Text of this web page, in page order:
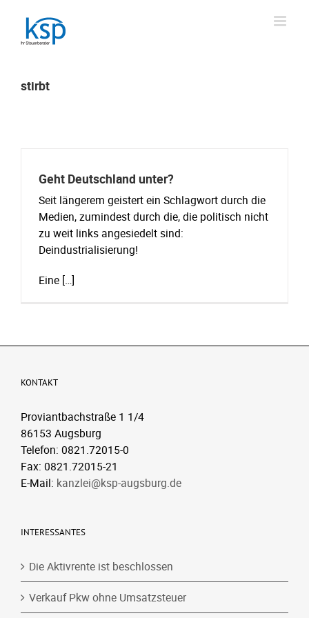
content
stirbt
Geht Deutschland unter?
Seit längerem geistert ein Schlagwort durch die
Medien, zumindest durch die, die politisch nicht
zu weit links angesiedelt sind:
Deindustrialisierung!
Eine […]
KONTAKT
Proviantbachstraße 1 1/4
86153 Augsburg
Telefon: 0821.72015-0
Fax: 0821.72015-21
E-Mail: kanzlei@ksp-augsburg.de
INTERESSANTES
Die Aktivrente ist beschlossen
Verkauf Pkw ohne Umsatzsteuer